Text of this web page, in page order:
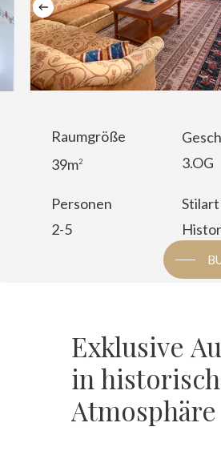
Raumgröße
39m2
3.OG
Personen
2-5
Stilart
Exklusive
in
Atmosphäre